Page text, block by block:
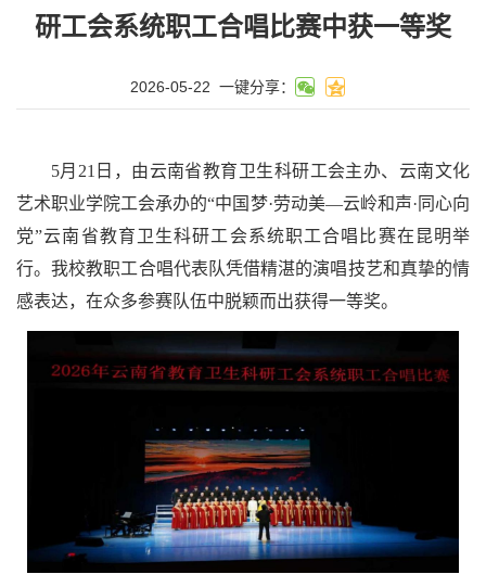
研工会系统职工合唱比赛中获一等奖
2026-05-22 一键分享：
5月21日，由云南省教育卫生科研工会主办、云南文化
艺术职业学院工会承办的“中国梦·劳动美—云岭和声·同心向
党”云南省教育卫生科研工会系统职工合唱比赛在昆明举
行。我校教职工合唱代表队凭借精湛的演唱技艺和真挚的情
感表达，在众多参赛队伍中脱颖而出获得一等奖。